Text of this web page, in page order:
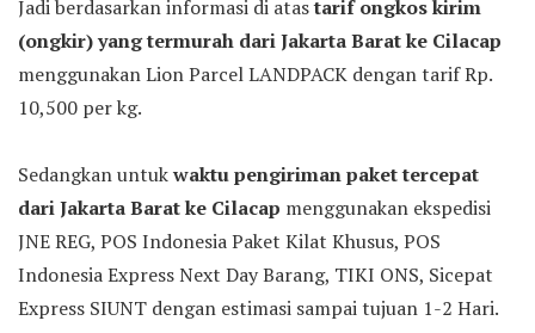
Jadi berdasarkan informasi di atastarif ongkos kirim
(ongkir) yang termurah dari Jakarta Barat ke Cilacap
menggunakan Lion Parcel LANDPACK dengan tarif Rp.
10,500 per kg.
Sedangkan untukwaktu pengiriman paket tercepat
dari Jakarta Barat ke Cilacap menggunakan ekspedisi
JNE REG, POS Indonesia Paket Kilat Khusus, POS
Indonesia Express Next Day Barang, TIKI ONS, Sicepat
Express SIUNT dengan estimasi sampai tujuan 1-2 Hari.